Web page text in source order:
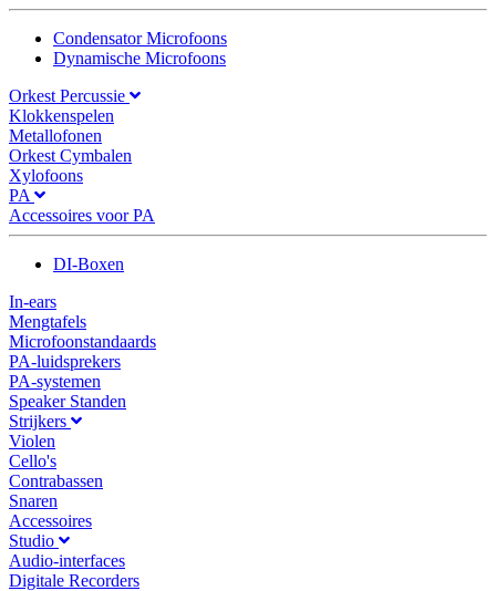
Condensator Microfoons
Dynamische Microfoons
Orkest Percussie
Klokkenspelen
Metallofonen
Orkest Cymbalen
Xylofoons
PA
Accessoires voor PA
DI-Boxen
In-ears
Mengtafels
Microfoonstandaards
PA-luidsprekers
PA-systemen
Speaker Standen
Strijkers
Violen
Cello's
Contrabassen
Snaren
Accessoires
Studio
Audio-interfaces
Digitale Recorders